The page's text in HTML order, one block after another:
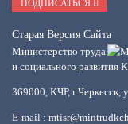
ПОДПИСАТЬСЯ
Старая Версия Сайта
Министерство труда
и социального развития
369000, КЧР, г.Черкесск,
E-mail :